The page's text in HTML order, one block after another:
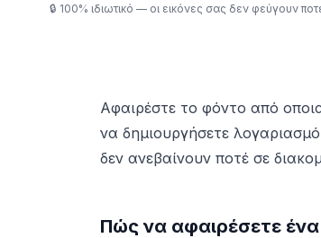
🔒 100% ιδιωτικό — οι εικόνες σας δεν φεύγουν
Αφαιρέστε το φόντο από
να δημιουργήσετε
δεν ανεβαίνουν ποτέ σε
Πώς να αφαιρέσετε